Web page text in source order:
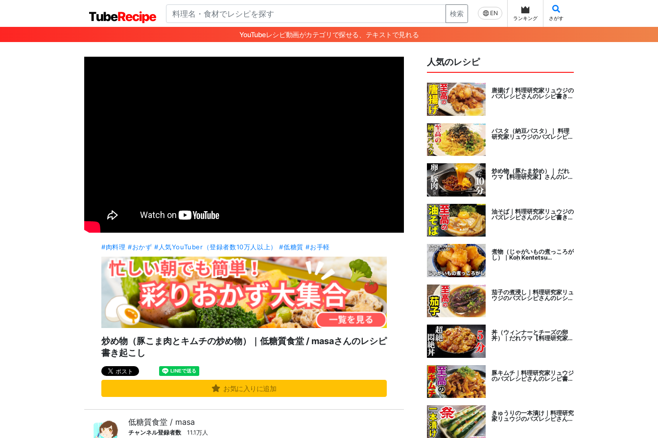
検索 EN
ランキング さがす
YouTubeレシピ動画がカテゴリで探せる、テキストで見れる
#肉料理 #おかず #人気YouTuber（登録者数10万人以上） #低糖質 #お手軽
炒め物（豚こま肉とキムチの炒め物）｜低糖質食堂 / masaさんのレシピ
書き起こし
お気に入りに追加
低糖質食堂 / masa
チャンネル登録者数
11.1万人
人気のレシピ
唐揚げ｜料理研究家リュウジの
バズレシピさんのレシピ書き起
パスタ（納豆パスタ）｜ 料理
研究家リュウジのバズレシピさ
んのレシピ書き起こし
炒め物（豚たま炒め）｜ だれ
ウマ【料理研究家】さんのレシ
油そば｜料理研究家リュウジの
バズレシピさんのレシピ書き起
煮物（じゃがいもの煮っころが
し）｜Koh Kentetsu
茄子の煮浸し｜料理研究家リュ
ウジのバズレシピさんのレシピ
書き起こし
丼（ウィンナーとチーズの卵
丼）｜だれウマ【料理研究家】
豚キムチ｜料理研究家リュウジ
のバズレシピさんのレシピ書き
起こし
きゅうりの一本漬け｜料理研究
家リュウジのバズレシピさんの